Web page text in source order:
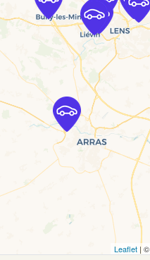
Leaflet | ©